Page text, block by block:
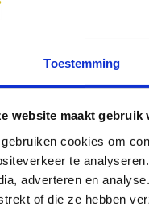
Toestemming
website maakt gebruik
cookies om
te
adverteren en
of die ze hebben
zijn niet betrokken bij het